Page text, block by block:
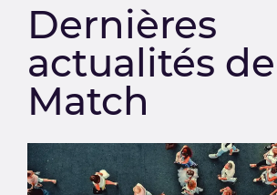
Dernières
actualités de
Match